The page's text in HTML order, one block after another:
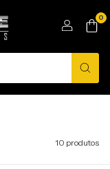
0
10 produtos